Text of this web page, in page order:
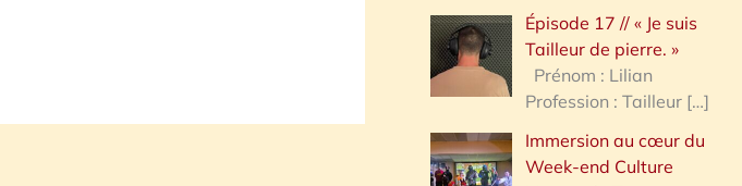
h
e
:
Épisode 17 // « Je suis
Tailleur de pierre. »
Prénom : Lilian
Profession : Tailleur […]
Immersion au cœur du
Week-end Culture